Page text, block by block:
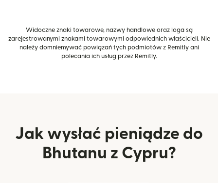
Widoczne znaki towarowe, nazwy handlowe oraz loga są
zarejestrowanymi znakami towarowymi odpowiednich właścicieli. Nie
należy domniemywać powiązań tych podmiotów z Remitly ani
polecania ich usług przez Remitly.
Jak wysłać pieniądze do
Bhutanu z Cypru?